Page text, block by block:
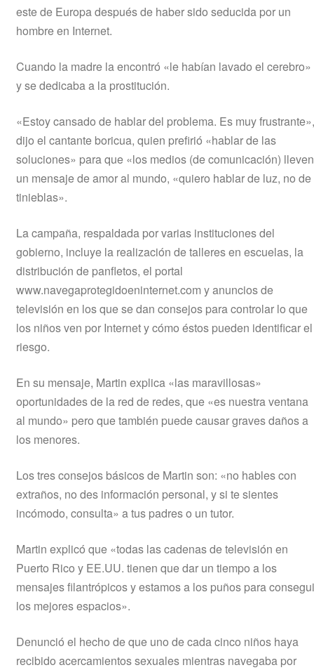
este de Europa después de haber sido seducida por un
hombre en Internet.
Cuando la madre la encontró «le habían lavado el cerebro»
y se dedicaba a la prostitución.
«Estoy cansado de hablar del problema. Es muy frustrante»,
dijo el cantante boricua, quien prefirió «hablar de las
soluciones» para que «los medios (de comunicación) lleven
un mensaje de amor al mundo, «quiero hablar de luz, no de
tinieblas».
La campaña, respaldada por varias instituciones del
gobierno, incluye la realización de talleres en escuelas, la
distribución de panfletos, el portal
www.navegaprotegidoeninternet.com y anuncios de
televisión en los que se dan consejos para controlar lo que
los niños ven por Internet y cómo éstos pueden identificar el
riesgo.
En su mensaje, Martin explica «las maravillosas»
oportunidades de la red de redes, que «es nuestra ventana
al mundo» pero que también puede causar graves daños a
los menores.
Los tres consejos básicos de Martin son: «no hables con
extraños, no des información personal, y si te sientes
incómodo, consulta» a tus padres o un tutor.
Martin explicó que «todas las cadenas de televisión en
Puerto Rico y EE.UU. tienen que dar un tiempo a los
mensajes filantrópicos y estamos a los puños para
los mejores espacios».
Denunció el hecho de que uno de cada cinco niños haya
recibido acercamientos sexuales mientras navegaba por